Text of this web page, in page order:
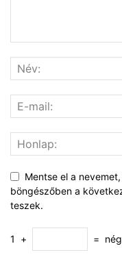
Mentse el a
böngészőben a
teszek.
1 + =